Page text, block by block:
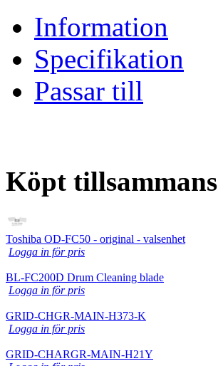
Information
Specifikation
Passar till
Köpt tillsammans
Toshiba OD-FC50 - original - valsenhet
Logga in för pris
BL-FC200D Drum Cleaning blade
Logga in för pris
GRID-CHGR-MAIN-H373-K
Logga in för pris
GRID-CHARGR-MAIN-H21Y